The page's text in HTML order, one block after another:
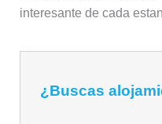
interesante de cada
¿Buscas